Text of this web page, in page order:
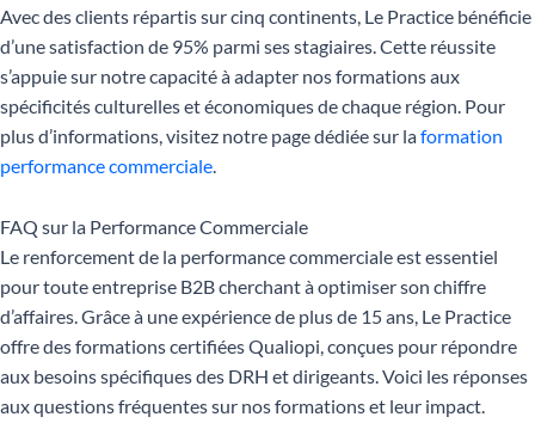
Avec des clients répartis sur cinq continents, Le Practice bénéficie
d’une satisfaction de 95% parmi ses stagiaires. Cette réussite
s’appuie sur notre capacité à adapter nos formations aux
spécificités culturelles et économiques de chaque région. Pour
plus d’informations, visitez notre page dédiée sur laformation
performance commerciale.
FAQ sur la Performance Commerciale
Le renforcement de la performance commerciale est essentiel
pour toute entreprise B2B cherchant à optimiser son chiffre
d’affaires. Grâce à une expérience de plus de 15 ans, Le Practice
offre des formations certifiées Qualiopi, conçues pour répondre
aux besoins spécifiques des DRH et dirigeants. Voici les réponses
aux questions fréquentes sur nos formations et leur impact.